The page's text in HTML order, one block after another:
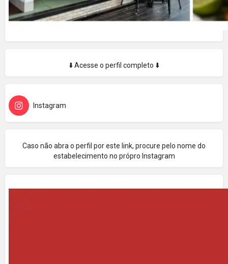
⬇️ Acesse o perfil completo ⬇️
Instagram
Caso não abra o perfil por este link, procure pelo nome do
estabelecimento no própro Instagram